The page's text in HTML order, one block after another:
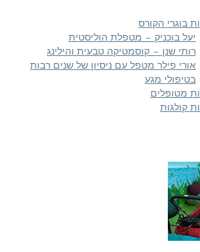
– מטפלת הוליסטית
– קוסמטיקה טבעית והילינג
מטפל עם ניסיון של שנים רבות